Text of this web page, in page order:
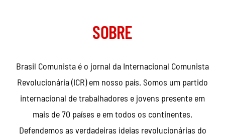
SOBRE
Brasil Comunista é o jornal da Internacional Comunista
Revolucionária (ICR) em nosso país. Somos um partido
internacional de trabalhadores e jovens presente em
mais de 70 países e em todos os continentes.
Defendemos as verdadeiras ideias revolucionárias do